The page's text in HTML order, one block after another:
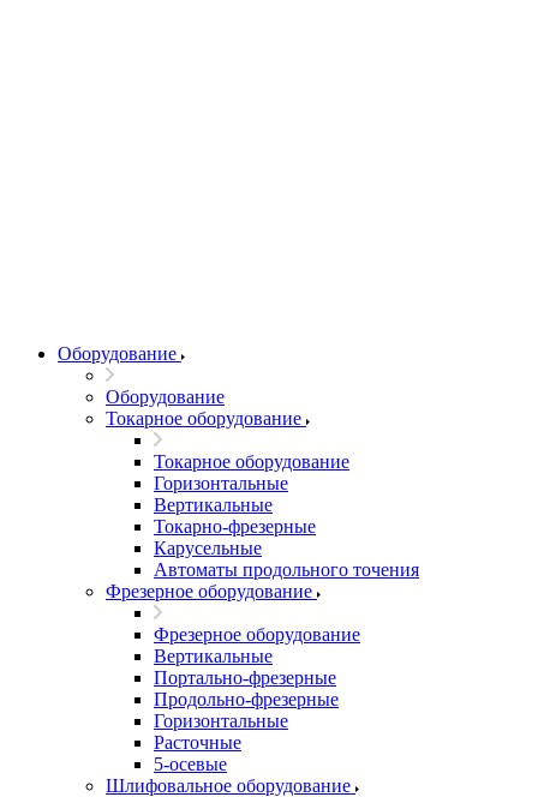
Оборудование
Оборудование
Токарное оборудование
Токарное оборудование
Горизонтальные
Вертикальные
Токарно-фрезерные
Карусельные
Автоматы продольного точения
Фрезерное оборудование
Фрезерное оборудование
Вертикальные
Портально-фрезерные
Продольно-фрезерные
Горизонтальные
Расточные
5-осевые
Шлифовальное оборудование